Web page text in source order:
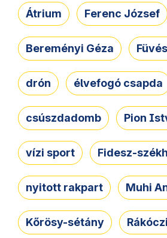
Átrium Ferenc József
Bereményi Géza
drón élvefogó csapda
csúszdadomb Pion
vízi sport Fidesz-
nyitott rakpart Muhi
Kőrösy-sétány